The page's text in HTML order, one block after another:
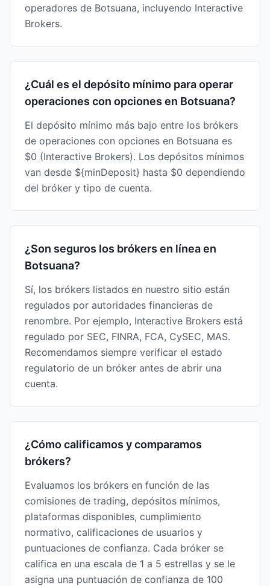
operadores de Botsuana, incluyendo Interactive
Brokers.
¿Cuál es el depósito mínimo para operar
operaciones con opciones en Botsuana?
El depósito mínimo más bajo entre los brókers
de operaciones con opciones en Botsuana es
$0 (Interactive Brokers). Los depósitos mínimos
van desde ${minDeposit} hasta $0 dependiendo
del bróker y tipo de cuenta.
¿Son seguros los brókers en línea en
Botsuana?
Sí, los brókers listados en nuestro sitio están
regulados por autoridades financieras de
renombre. Por ejemplo, Interactive Brokers está
regulado por SEC, FINRA, FCA, CySEC, MAS.
Recomendamos siempre verificar el estado
regulatorio de un bróker antes de abrir una
cuenta.
¿Cómo calificamos y comparamos
brókers?
Evaluamos los brókers en función de las
comisiones de trading, depósitos mínimos,
plataformas disponibles, cumplimiento
normativo, calificaciones de usuarios y
puntuaciones de confianza. Cada bróker se
califica en una escala de 1 a 5 estrellas y se le
asigna una puntuación de confianza de 100